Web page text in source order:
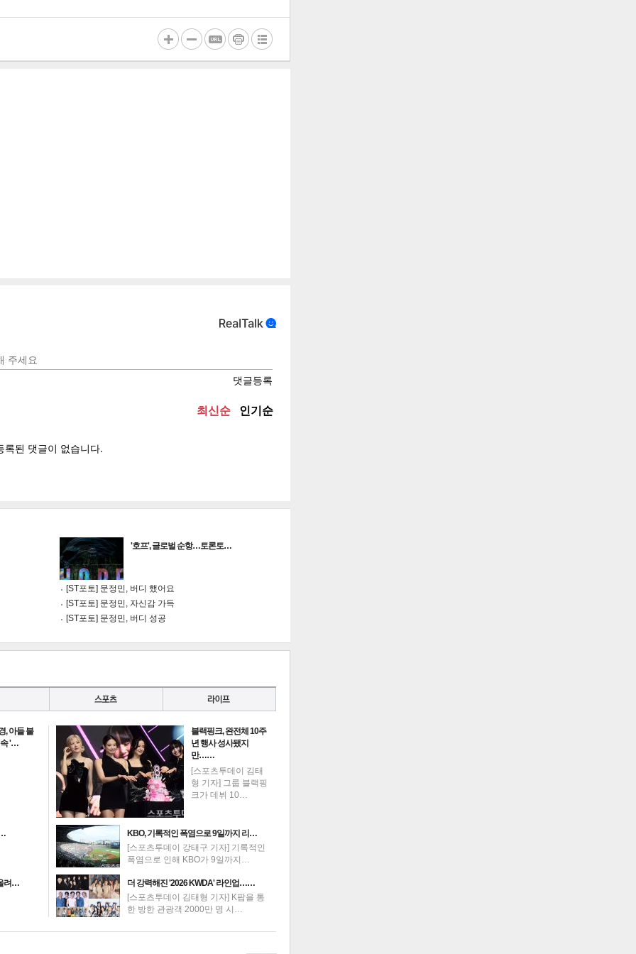
인쇄 목록
'호프', 글로벌 순항…토론토…
[ST포토] 문정민, 버디 했어요
[ST포토] 문정민, 자신감 가득
[ST포토] 문정민, 버디 성공
, 아들 불
속 '…
려…
블랙핑크, 완전체 10주
년 행사 성사됐지
만……
[스포츠투데이 김태
형 기자] 그룹 블랙핑
크가 데뷔 10…
KBO, 기록적인 폭염으로 9일까지 리…
[스포츠투데이 강태구 기자] 기록적인
폭염으로 인해 KBO가 9일까지…
더 강력해진 '2026 KWDA' 라인업……
[스포츠투데이 김태형 기자] K팝을 통
한 방한 관광객 2000만 명 시…